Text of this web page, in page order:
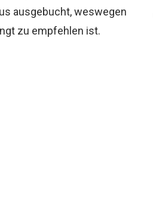
ausgebucht, weswegen
zu empfehlen ist.